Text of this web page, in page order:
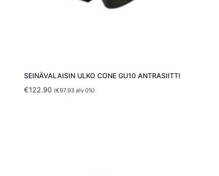
SEINÄVALAISIN ULKO CONE GU10 ANTRASIITTI
€122.90 (€97.93alv 0%)